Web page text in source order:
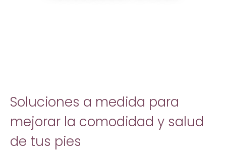
Soluciones a medida para
mejorar la comodidad y salud
de tus pies